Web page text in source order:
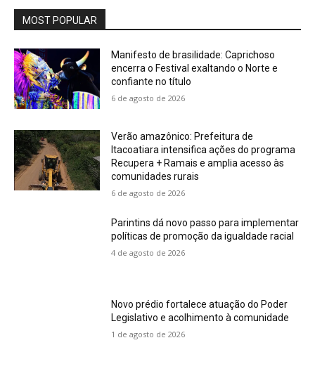
MOST POPULAR
Manifesto de brasilidade: Caprichoso
encerra o Festival exaltando o Norte e
confiante no título
6 de agosto de 2026
Verão amazônico: Prefeitura de
Itacoatiara intensifica ações do programa
Recupera + Ramais e amplia acesso às
comunidades rurais
6 de agosto de 2026
Parintins dá novo passo para implementar
políticas de promoção da igualdade racial
4 de agosto de 2026
Novo prédio fortalece atuação do Poder
Legislativo e acolhimento à comunidade
1 de agosto de 2026